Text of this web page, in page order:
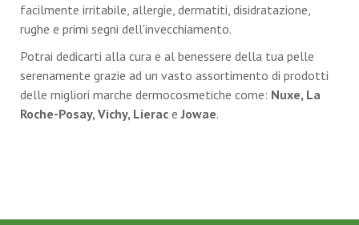
facilmente irritabile, allergie, dermatiti, disidratazione,
rughe e primi segni dell'invecchiamento.
Potrai dedicarti alla cura e al benessere della tua pelle
serenamente grazie ad un vasto assortimento di prodotti
delle migliori marche dermocosmetiche come: Nuxe, La
Roche-Posay, Vichy, Lierac eJowae.